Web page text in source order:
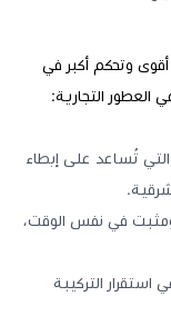
وتحكم أكبر في
العطور التجارية:
تُساعد على إبطاء
في نفس الوقت،
التركيبة